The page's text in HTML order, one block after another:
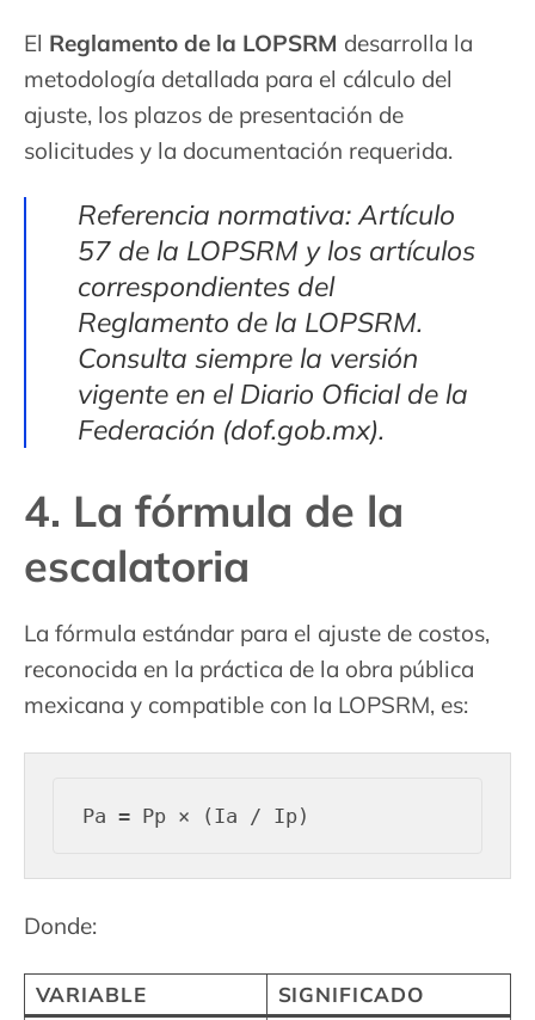
El Reglamento de la LOPSRM desarrolla la
metodología detallada para el cálculo del
ajuste, los plazos de presentación de
solicitudes y la documentación requerida.
Referencia normativa: Artículo
57 de la LOPSRM y los artículos
correspondientes del
Reglamento de la LOPSRM.
Consulta siempre la versión
vigente en el Diario Oficial de la
Federación (dof.gob.mx).
4. La fórmula de la
escalatoria
La fórmula estándar para el ajuste de costos,
reconocida en la práctica de la obra pública
mexicana y compatible con la LOPSRM, es:
Donde:
VARIABLE SIGNIFICADO